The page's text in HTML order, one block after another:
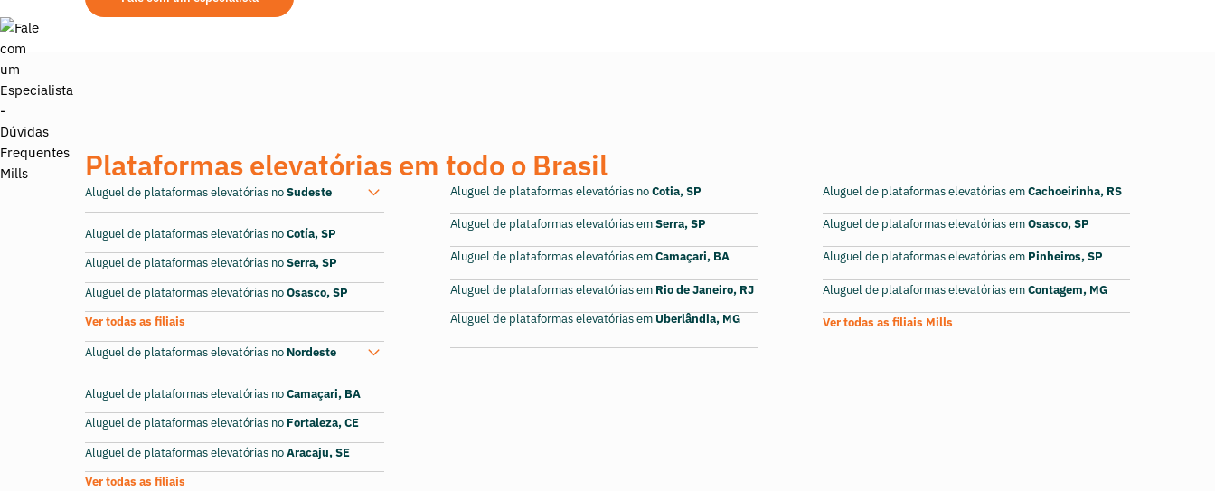
Plataformas elevatórias em todo o Brasil
Aluguel de plataformas elevatórias noSudeste
Aluguel de plataformas elevatórias noCotía, SP
Aluguel de plataformas elevatórias noSerra, SP
Aluguel de plataformas elevatórias noOsasco, SP
Ver todas as filiais
Aluguel de plataformas elevatórias no Nordeste
Aluguel de plataformas elevatórias noCamaçari, BA
Aluguel de plataformas elevatórias no Fortaleza, CE
Aluguel de plataformas elevatórias noAracaju, SE
Ver todas as filiais
Aluguel de plataformas elevatórias noCotia, SP
Aluguel de plataformas elevatórias emSerra, SP
Aluguel de plataformas elevatórias emCamaçari, BA
Aluguel de plataformas elevatórias em Rio de Janeiro, RJ
Aluguel de plataformas elevatórias emUberlândia, MG
Aluguel de plataformas elevatórias emCachoeirinha, RS
Aluguel de plataformas elevatórias emOsasco, SP
Aluguel de plataformas elevatórias em Pinheiros, SP
Aluguel de plataformas elevatórias emContagem, MG
Ver todas as filiais Mills